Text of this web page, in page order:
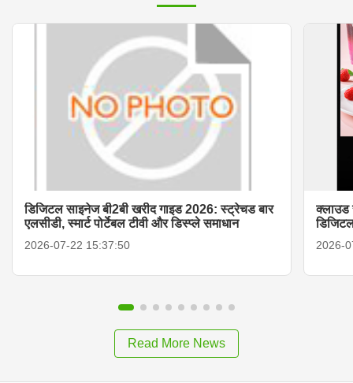
डिजिटल साइनेज बी2बी खरीद गाइड 2026: स्ट्रेचड बार
एलसीडी, स्मार्ट पोर्टेबल टीवी और डिस्प्ले समाधान
2026-07-22 15:37:50
क्लाउड
2026-
Read More News